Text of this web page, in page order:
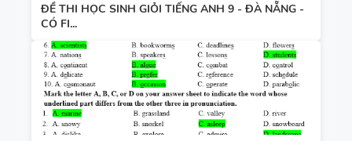
ĐỀ THI HỌC SINH GIỎI TIẾNG ANH 9 - ĐÀ NẴNG -
CÓ FI...